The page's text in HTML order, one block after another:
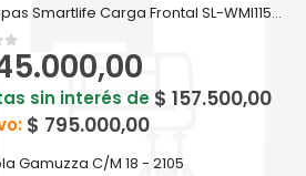
Lavarropas Smartlife Carga Frontal SL-WMI1151400W Inverter 11.5KG Gris
5
sin interés de $ 157.500,00
$ 795.000,00
Gamuzza C/M 18 - 2105